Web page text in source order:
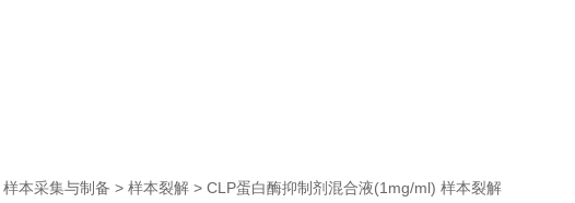
样本采集与制备 > 样本裂解> CLP蛋白酶抑制剂混合液(1mg/ml) 样本裂解